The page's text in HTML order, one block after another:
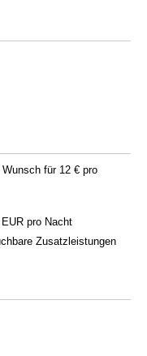
für 12 € pro
pro Nacht
Zusatzleistungen